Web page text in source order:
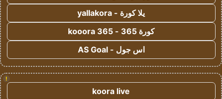
يلا كورة - yallakora
كورة 365 - kooora 365
اس جول - AS Goal
!
koora live